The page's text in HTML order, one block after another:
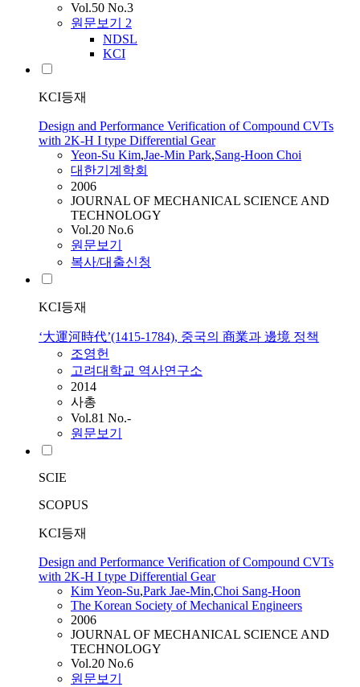
Vol.50 No.3
원문보기 2
NDSL
KCI
KCI등재
Design and Performance Verification of Compound CVTs
with 2K-H I type Differential Gear
Yeon-Su Kim,Jae-Min Park,Sang-Hoon Choi
대한기계학회
2006
JOURNAL OF MECHANICAL SCIENCE AND
TECHNOLOGY
Vol.20 No.6
원문보기
복사/대출신청
KCI등재
‘大運河時代’(1415-1784), 중국의 商業과 邊境 정책
조영헌
고려대학교 역사연구소
2014
사총
Vol.81 No.-
원문보기
SCIE
SCOPUS
KCI등재
Design and Performance Verification of Compound CVTs
with 2K-H I type Differential Gear
Kim Yeon-Su,Park Jae-Min,Choi Sang-Hoon
The Korean Society of Mechanical Engineers
2006
JOURNAL OF MECHANICAL SCIENCE AND
TECHNOLOGY
Vol.20 No.6
원문보기